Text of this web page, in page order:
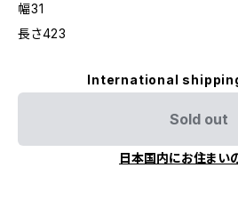
幅31
長さ423
International
Sold out
日本国内にお住まい